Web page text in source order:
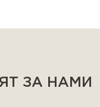
ЗА НАМИ